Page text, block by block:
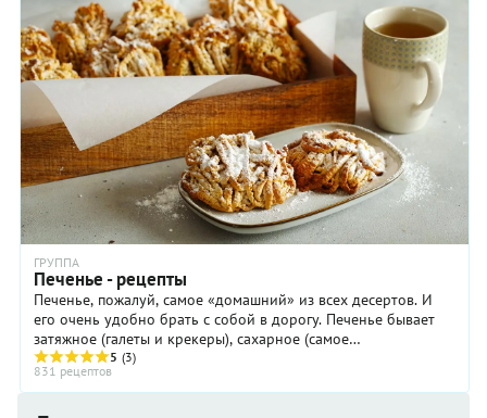
ГРУППА
Печенье - рецепты
Печенье, пожалуй, самое «домашний» из всех десертов. И
его очень удобно брать с собой в дорогу. Печенье бывает
затяжное (галеты и крекеры), сахарное (самое
высококалорийное), сдобное, ...
5 (3)
831 рецептов